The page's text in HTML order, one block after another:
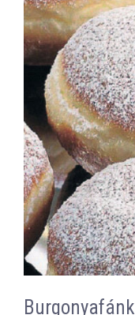
Burgonyafánk